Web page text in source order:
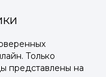
Только
представлены на